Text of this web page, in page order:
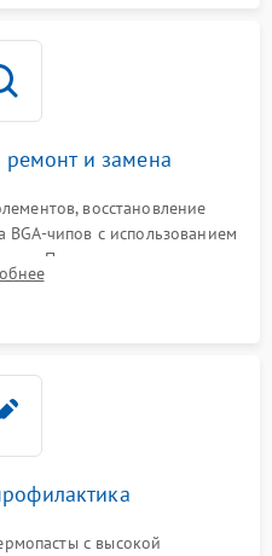
и замена
восстановление
чипов с использованием
Прошивка микросхемы
портов USB
с высокой